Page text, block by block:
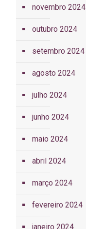
novembro 2024
outubro 2024
setembro 2024
agosto 2024
julho 2024
junho 2024
maio 2024
abril 2024
março 2024
fevereiro 2024
janeiro 2024